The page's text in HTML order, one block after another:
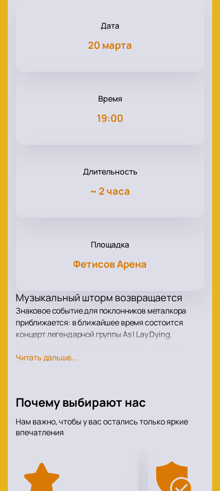
Дата
20 марта
Время
19:00
Длительность
~ 2 часа
Площадка
Фетисов Арена
Музыкальный шторм возвращается
Знаковое событие для поклонников металкора
приближается: в ближайшее время состоится
концерт легендарной группы As I Lay Dying.
поколения, вновь выходит на сцену с программой,
состав, готовый снова поразить своей
энергетикой.
потрясающим путешествием в историю жанра. На
сцене прозвучат хиты двух десятилетий — от
Читать дальше...
Почему выбирают нас
Нам важно, чтобы у вас остались только яркие
впечатления